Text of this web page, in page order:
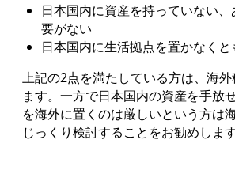
日本国内に資産を持っていない
要がない
日本国内に生活拠点を置かなく
上記の2点を満たしている方は、海
ます。一方で日本国内の資産を手放
を海外に置くのは厳しいという方は
じっくり検討することをお勧めします